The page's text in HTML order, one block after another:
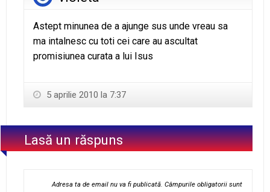
Astept minunea de a ajunge sus unde vreau sa
ma intalnesc cu toti cei care au ascultat
promisiunea curata a lui Isus
5 aprilie 2010 la 7:37
Lasă un răspuns
Adresa ta de email nu va fi publicată. Câmpurile obligatorii sunt